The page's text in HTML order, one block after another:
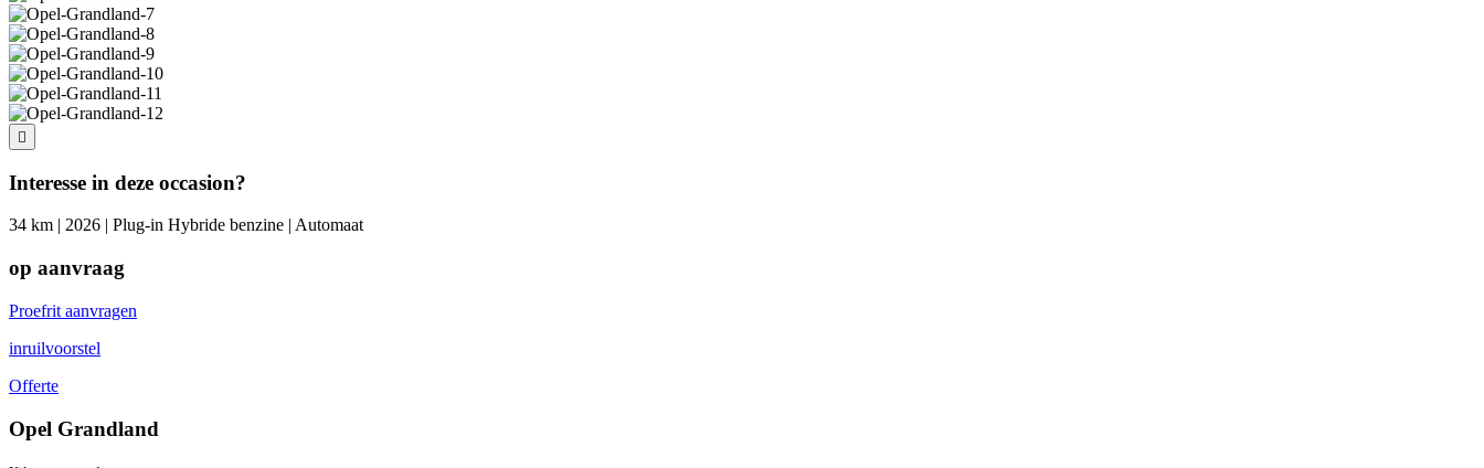
Interesse in deze occasion?
34 km | 2026 | Plug-in Hybride benzine | Automaat
op aanvraag
Proefrit aanvragen
inruilvoorstel
Offerte
Opel Grandland